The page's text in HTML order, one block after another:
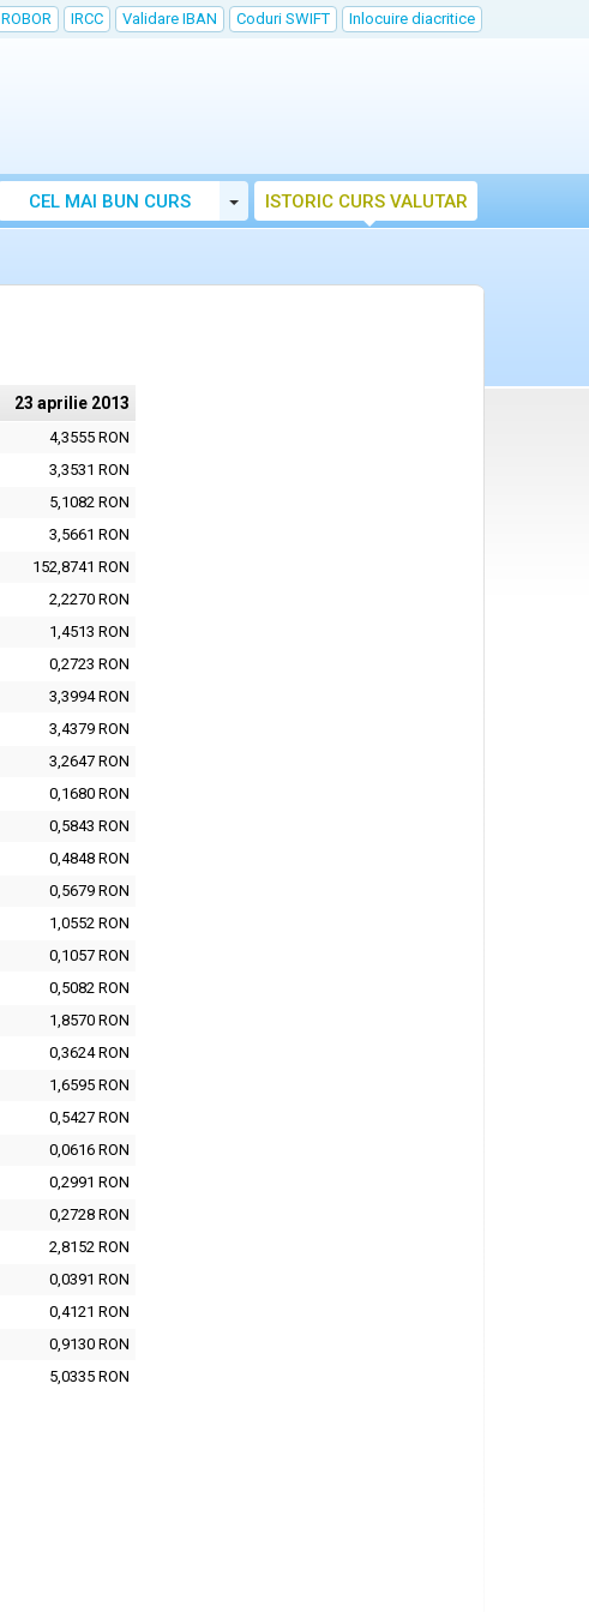
ROBOR IRCC Validare IBAN Coduri SWIFT Inlocuire diacritice
CEL MAI BUN CURS Toggle Dropdown
ISTORIC CURS VALUTAR
23 aprilie 2013
4,3555 RON
3,3531 RON
5,1082 RON
3,5661 RON
152,8741 RON
2,2270 RON
1,4513 RON
0,2723 RON
3,3994 RON
3,4379 RON
3,2647 RON
0,1680 RON
0,5843 RON
0,4848 RON
0,5679 RON
1,0552 RON
0,1057 RON
0,5082 RON
1,8570 RON
0,3624 RON
1,6595 RON
0,5427 RON
0,0616 RON
0,2991 RON
0,2728 RON
2,8152 RON
0,0391 RON
0,4121 RON
0,9130 RON
5,0335 RON